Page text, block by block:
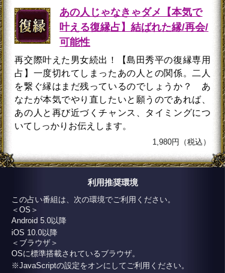
あの人じゃなきゃダメ【本気で
叶える復縁占】結ばれた縁/再会/
可能性
再交際叶えた男女続出！【島田秀平の復縁専用
占】一度切れてしまったあの人との関係。二人
を繋ぐ縁はまだ残っているのでしょうか？ あ
なたが本気でやり直したいと願うのであれば、
あの人と再び近づくチャンス、タイミングにつ
いてしっかりお伝えします。
1,980円（税込）
利用推奨環境
この占い番組は、次の環境でご利用ください。
＜OS＞
Android 5.0以降
iOS 10.0以降
＜ブラウザ＞
OSに標準搭載されているブラウザ。
※JavaScriptの設定をオンにしてご利用ください。